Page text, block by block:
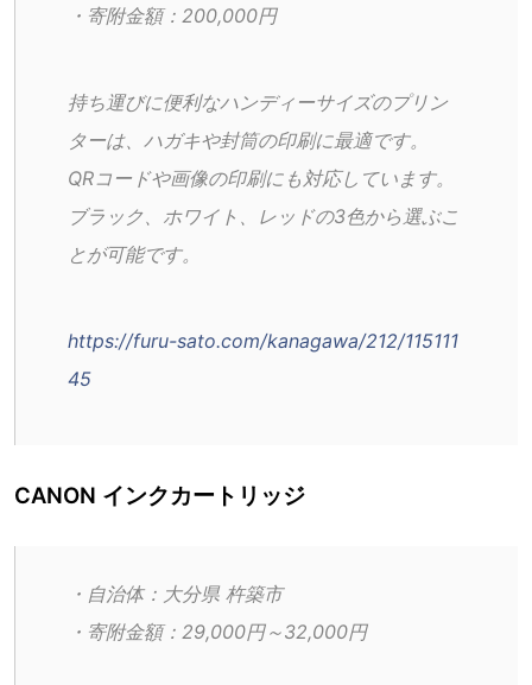
・寄附金額：200,000円
持ち運びに便利なハンディーサイズのプリン
ターは、ハガキや封筒の印刷に最適です。
QRコードや画像の印刷にも対応しています。
ブラック、ホワイト、レッドの3色から選ぶこ
とが可能です。
https://furu-sato.com/kanagawa/212/115111
45
CANON インクカートリッジ
・自治体：大分県 杵築市
・寄附金額：29,000円～32,000円